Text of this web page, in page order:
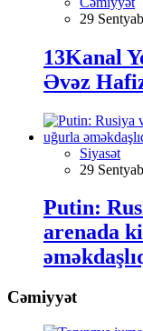
29
13Kanal
Əvəz
Siyasət
29
Putin:
arenada
Cəmiyyət